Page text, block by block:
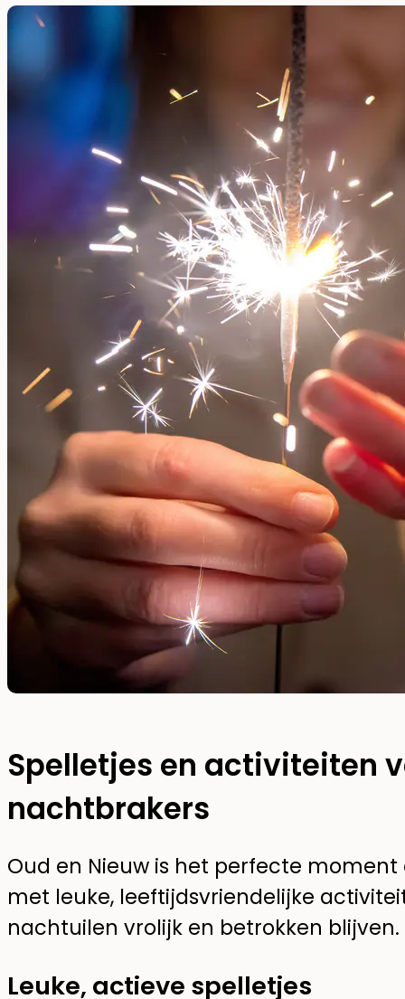
Spelletjes en activiteiten
nachtbrakers
Oud en Nieuw is het perfecte
met leuke, leeftijdsvriendelijke
nachtuilen vrolijk en betrokken
Leuke, actieve spelletjes